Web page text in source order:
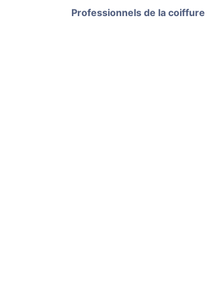
Professionnels de la coiffure